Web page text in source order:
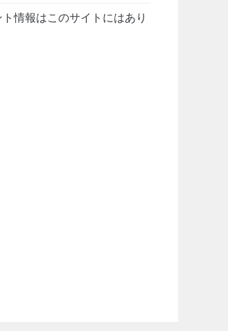
情報はこのサイトにはあり